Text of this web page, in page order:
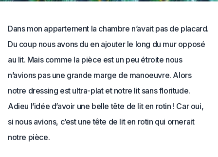
Dans mon appartement la chambre n’avait pas de placard.
Du coup nous avons du en ajouter le long du mur opposé
au lit. Mais comme la pièce est un peu étroite nous
n’avions pas une grande marge de manoeuvre. Alors
notre dressing est ultra-plat et notre lit sans floritude.
Adieu l’idée d’avoir une belle tête de lit en rotin ! Car oui,
si nous avions, c’est une tête de lit en rotin qui ornerait
notre pièce.